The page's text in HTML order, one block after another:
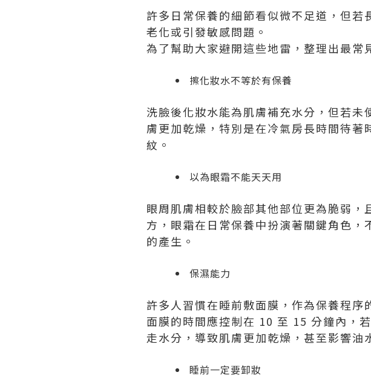
許多日常保養的細節看似微不足道，但
老化或引發敏感問題。
為了幫助大家避開這些地雷，整理出最常
擦化妝水不等於有保養
洗臉後化妝水能為肌膚補充水分，但若
膚更加乾燥，特別是在冷氣房長時間待
紋。
以為眼霜不能天天用
眼周肌膚相較於臉部其他部位更為脆弱
方，眼霜在日常保養中扮演著關鍵角色
的產生。
保濕能力
許多人習慣在睡前敷面膜，作為保養程
面膜的時間應控制在 10 至 15 分鐘內，
走水分，導致肌膚更加乾燥，甚至影響油
睡前一定要卸妝